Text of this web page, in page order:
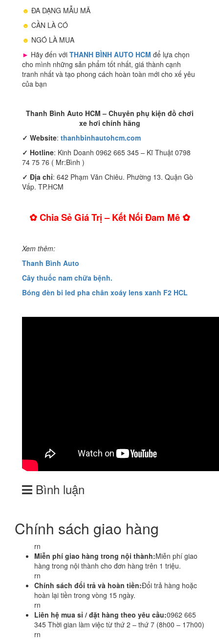
☻ ĐA DẠNG MẪU MÃ
☻ CẦN LÀ CÓ
☻ NGÓ LÀ MUA
► Hãy đến với THANH BÌNH AUTO HCM để lựa chọn
cho mình những sản phẩm tốt nhất, giá thành cạnh
tranh nhất và tạo phong cách hoàn toàn mới cho xế yêu
của bạn
Thanh Bình Auto HCM – Chuyên phụ kiện đồ chơi
xe hơi chính hãng
✓ Website: thanhbinhautohcm.com
✓ Hotline: Kinh Doanh 0962 665 345 – Kĩ Thuật 0798
74 75 76 ( Mr:Bình )
✓ Địa chỉ: 642 Phạm Văn Chiêu. Phường 13. Quận Gò
Vấp. TP.HCM
✿ Chia Sẻ Giá Trị – Kết Nối Đam Mê ✿
Xem thêm:
Thanh Bình Auto
Cây thuốc nam chữa bệnh.
Bóng đèn bi led pha chân xoáy lens xanh F2 HCL
Bình luận
Chính sách giao hàng
rn
Miễn phí giao hàng trong nội thành:Miễn phí giao
hàng trong nội thành cho đơn hàng trên 1 triệu.
rn
Chính sách đổi trả và hoàn tiền:Đổi trả hàng hoặc
hoàn lại tiền trong vòng 15 ngày.
rn
Liên hệ mua sỉ / đặt hàng theo yêu cầu:0962 665
345 Thời gian làm việc từ thứ 2 – thứ 7 (8h00 – 17h00)
rn